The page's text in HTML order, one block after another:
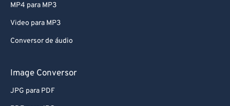
MP4 para MP3
Video para MP3
Conversor de áudio
Image Conversor
JPG para PDF